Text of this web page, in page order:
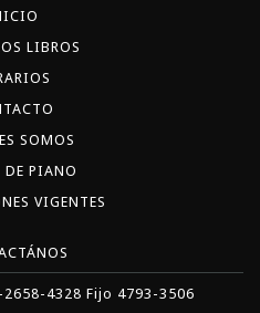
LIBROS
SOMOS
DE PIANO
VIGENTES
2658-4328 Fijo 4793-3506